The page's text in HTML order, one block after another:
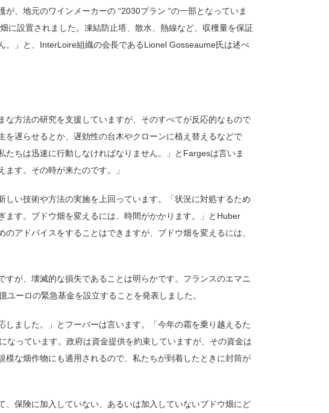
、地元のワインメーカーの “2030プラン “の一部となっていま
に設置されました。凍結防止塔、散水、熱線など、収穫量を保証
。」と、InterLoire組織の会長であるLionel Gosseaume氏は述べ
方法の研究を支援していますが、そのすべてが反応的なもので
遅らせるとか、遅効性の台木やクローンに植え替えるなどで
ちは迅速に行動しなければなりません。」とFargesは言いま
す。その時が来たのです。」
い技術や方法の実施を上回っています。「状況に対処するため
ます。ブドウ畑を変えるには、時間がかかります。」とHuber
アドバイスをすることはできますが、ブドウ畑を変えるには、
が、壊滅的な損失であることは明らかです。フランスのエマニ
ーロの緊急基金を設立することを発表しました。
しました。」とフーバーは言います。「今年の霜を乗り越えるた
なっています。政府は資金提供を約束していますが、その資金は
模な畑作物にも適用されるので、私たちが到着したときに封筒が
、保険に加入していない、あるいは加入していないブドウ畑にど